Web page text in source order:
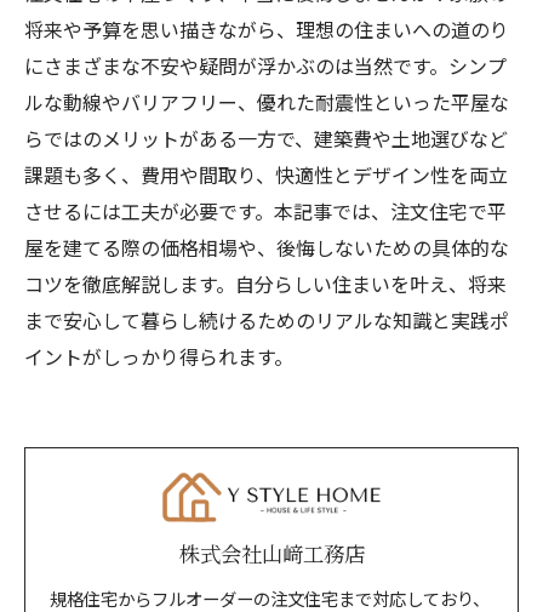
将来や予算を思い描きながら、理想の住まいへの道のり
にさまざまな不安や疑問が浮かぶのは当然です。シンプ
ルな動線やバリアフリー、優れた耐震性といった平屋な
らではのメリットがある一方で、建築費や土地選びなど
課題も多く、費用や間取り、快適性とデザイン性を両立
させるには工夫が必要です。本記事では、注文住宅で平
屋を建てる際の価格相場や、後悔しないための具体的な
コツを徹底解説します。自分らしい住まいを叶え、将来
まで安心して暮らし続けるためのリアルな知識と実践ポ
イントがしっかり得られます。
株式会社山﨑工務店
規格住宅からフルオーダーの注文住宅まで対応しており、